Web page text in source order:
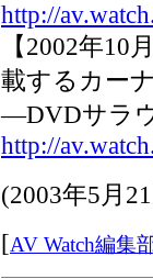
http://
【2002年10
載するカー
―DVDサラ
http://
(2003年5月
[AV Watch編集